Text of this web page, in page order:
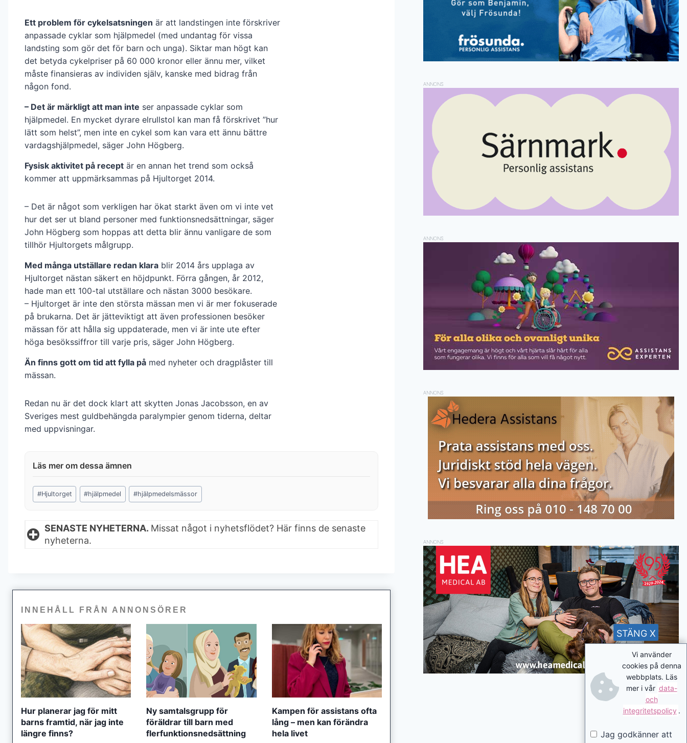
Ett problem för cykelsatsningen är att landstingen inte förskriver
anpassade cyklar som hjälpmedel (med undantag för vissa
landsting som gör det för barn och unga). Siktar man högt kan
det betyda cykelpriser på 60 000 kronor eller ännu mer, vilket
måste finansieras av individen själv, kanske med bidrag från
någon fond.
– Det är märkligt att man inte ser anpassade cyklar som
hjälpmedel. En mycket dyrare elrullstol kan man få förskrivet ”hur
lätt som helst”, men inte en cykel som kan vara ett ännu bättre
vardagshjälpmedel, säger John Högberg.
Fysisk aktivitet på recept är en annan het trend som också
kommer att uppmärksammas på Hjultorget 2014.
– Det är något som verkligen har ökat starkt även om vi inte vet
hur det ser ut bland personer med funktionsnedsättningar, säger
John Högberg som hoppas att detta blir ännu vanligare de som
tillhör Hjultorgets målgrupp.
Med många utställare redan klara blir 2014 års upplaga av
Hjultorget nästan säkert en höjdpunkt. Förra gången, år 2012,
hade man ett 100-tal utställare och nästan 3000 besökare.
– Hjultorget är inte den största mässan men vi är mer fokuserade
på brukarna. Det är jätteviktigt att även professionen besöker
mässan för att hålla sig uppdaterade, men vi är inte ute efter
höga besökssiffror till varje pris, säger John Högberg.
Än finns gott om tid att fylla på med nyheter och dragplåster till
mässan.
Redan nu är det dock klart att skytten Jonas Jacobsson, en av
Sveriges mest guldbehängda paralympier genom tiderna, deltar
med uppvisningar.
Post
Tags:
#Hjultorget #hjälpmedel #hjälpmedelsmässor
SENASTE NYHETERNA. Missat något i nyhetsflödet? Här finns de senaste
nyheterna.
INNEHÅLL FRÅN ANNONSÖRER
Hur planerar jag för mitt
barns framtid, när jag inte
längre finns?
Ny samtalsgrupp för
föräldrar till barn med
flerfunktionsnedsättning
Kampen för assistans ofta
lång – men kan förändra
hela livet
ANNONS
ANNONS
ANNONS
ANNONS
Vi använder
cookies på denna
webbplats. Läs
mer i vår data-
och
integritetspolicy .
Jag godkänner att
STÄNG X